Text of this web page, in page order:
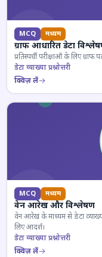
MCQ मध्यम
ग्राफ आधारित डेटा
प्रतिस्पर्धी परीक्षाओं के लिए
डेटा व्याख्या प्रश्नोत्तरी
क्विज़ लें
MCQ मध्यम
वेन आरेख और विश्लेषण
वेन आरेख के माध्यम से डेटा
लिए आदर्श।
डेटा व्याख्या प्रश्नोत्तरी
क्विज़ लें